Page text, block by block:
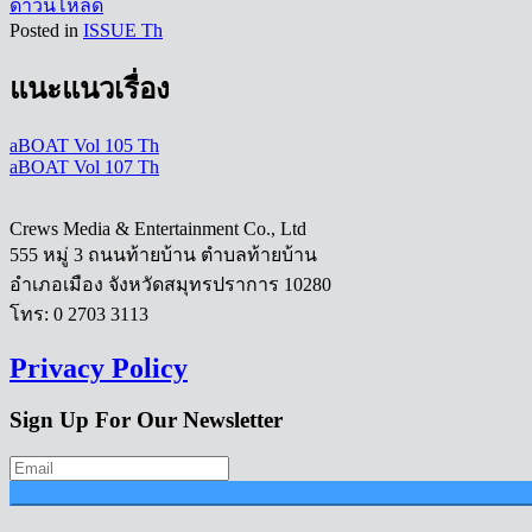
ดาวน์โหลด
Posted in ISSUE Th
แนะแนวเรื่อง
aBOAT Vol 105 Th
aBOAT Vol 107 Th
Crews Media & Entertainment Co., Ltd
555 หมู่ 3 ถนนท้ายบ้าน ตำบลท้ายบ้าน
อำเภอเมือง จังหวัดสมุทรปราการ 10280
โทร: 0 2703 3113
Privacy Policy
Sign Up For Our Newsletter